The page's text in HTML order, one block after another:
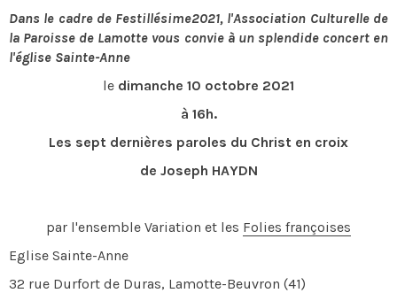
Dans le cadre de Festillésime2021, l'Association Culturelle de
la Paroisse de Lamotte vous convie à un splendide concert en
l'église Sainte-Anne
le dimanche 10 octobre 2021
à 16h.
Les sept dernières paroles du Christ en croix
de Joseph HAYDN
par l'ensemble Variation et les Folies françoises
Eglise Sainte-Anne
32 rue Durfort de Duras, Lamotte-Beuvron (41)